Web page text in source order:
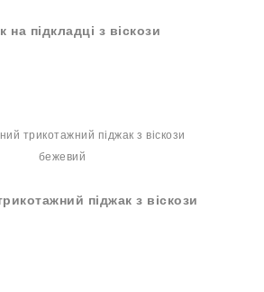
на підкладці з віскози
піджак з віскози